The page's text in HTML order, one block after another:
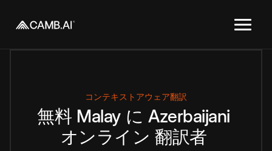
コンテキストアウェア翻訳
無料 Malay に Azerbaijani
オンライン 翻訳者